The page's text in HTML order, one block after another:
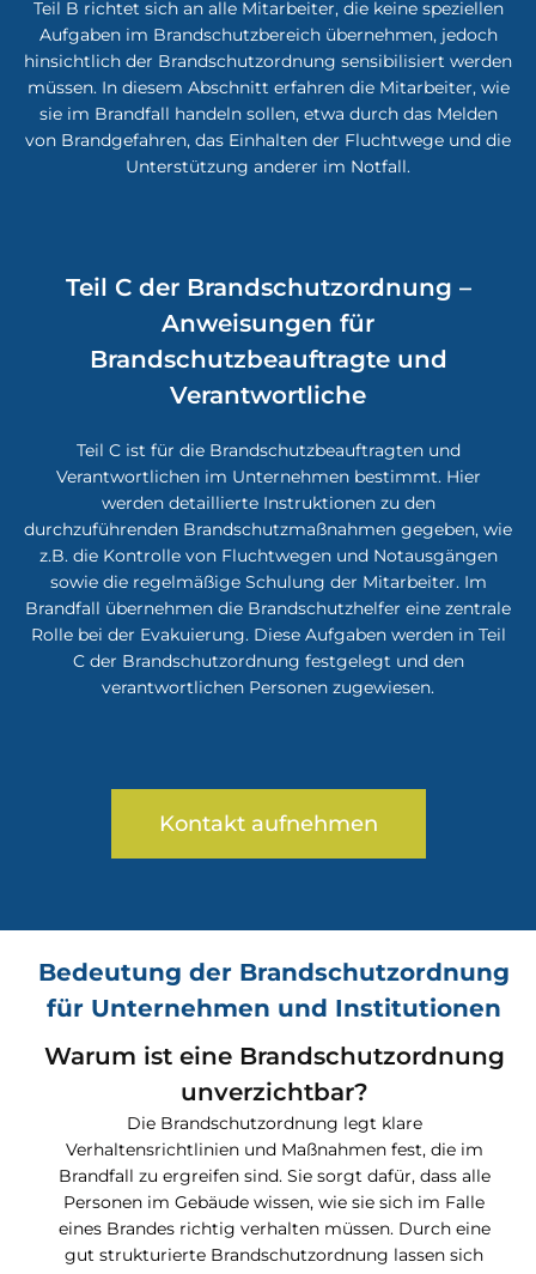
Teil B richtet sich an alle Mitarbeiter, die keine speziellen
Aufgaben im Brandschutzbereich übernehmen, jedoch
hinsichtlich der Brandschutzordnung sensibilisiert werden
müssen. In diesem Abschnitt erfahren die Mitarbeiter, wie
sie im Brandfall handeln sollen, etwa durch das Melden
von Brandgefahren, das Einhalten der Fluchtwege und die
Unterstützung anderer im Notfall.
Teil C der Brandschutzordnung –
Anweisungen für
Brandschutzbeauftragte und
Verantwortliche
Teil C ist für die Brandschutzbeauftragten und
Verantwortlichen im Unternehmen bestimmt. Hier
werden detaillierte Instruktionen zu den
durchzuführenden Brandschutzmaßnahmen gegeben, wie
z.B. die Kontrolle von Fluchtwegen und Notausgängen
sowie die regelmäßige Schulung der Mitarbeiter. Im
Brandfall übernehmen die Brandschutzhelfer eine zentrale
Rolle bei der Evakuierung. Diese Aufgaben werden in Teil
C der Brandschutzordnung festgelegt und den
verantwortlichen Personen zugewiesen.
Kontakt aufnehmen
Bedeutung der Brandschutzordnung
für Unternehmen und Institutionen
Warum ist eine Brandschutzordnung
unverzichtbar?
Die Brandschutzordnung legt klare
Verhaltensrichtlinien und Maßnahmen fest, die im
Brandfall zu ergreifen sind. Sie sorgt dafür, dass alle
Personen im Gebäude wissen, wie sie sich im Falle
eines Brandes richtig verhalten müssen. Durch eine
gut strukturierte Brandschutzordnung lassen sich